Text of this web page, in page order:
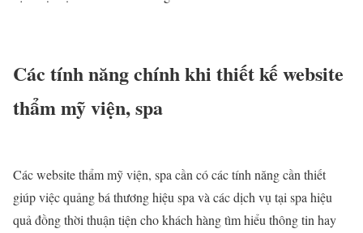
Các tính năng chính khi thiết kế website
thẩm mỹ viện, spa
Các website thẩm mỹ viện, spa cần có các tính năng cần thiết
giúp việc quảng bá thương hiệu spa và các dịch vụ tại spa hiệu
quả đồng thời thuận tiện cho khách hàng tìm hiểu thông tin hay